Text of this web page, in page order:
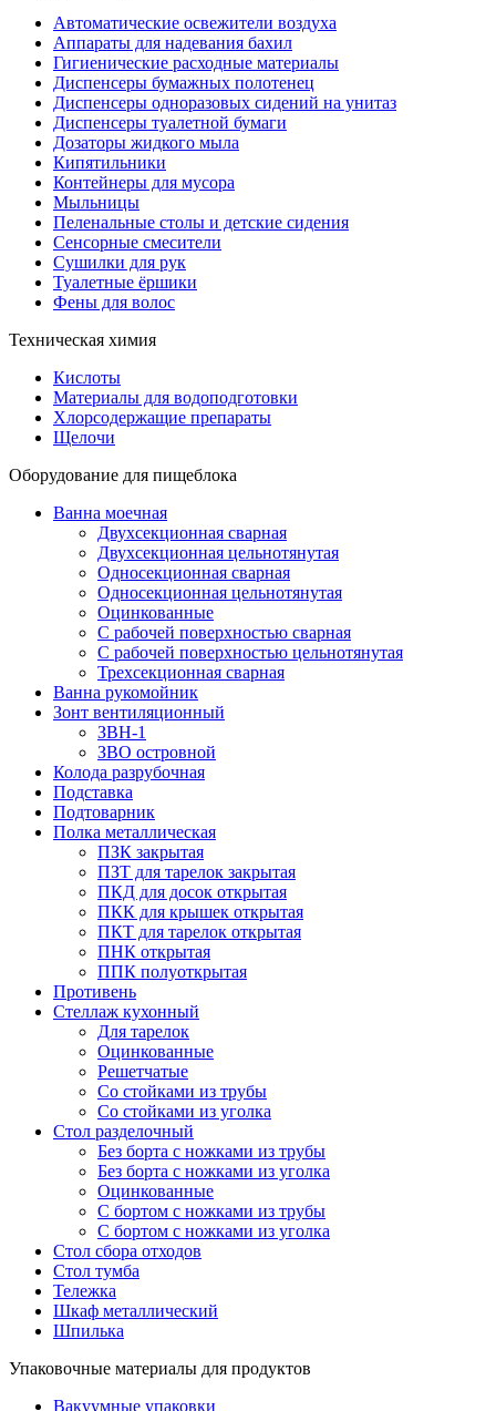
Автоматические освежители воздуха
Аппараты для надевания бахил
Гигиенические расходные материалы
Диспенсеры бумажных полотенец
Диспенсеры одноразовых сидений на унитаз
Диспенсеры туалетной бумаги
Дозаторы жидкого мыла
Кипятильники
Контейнеры для мусора
Мыльницы
Пеленальные столы и детские сидения
Сенсорные смесители
Сушилки для рук
Туалетные ёршики
Фены для волос
Техническая химия
Кислоты
Материалы для водоподготовки
Хлорсодержащие препараты
Щелочи
Оборудование для пищеблока
Ванна моечная
Двухсекционная сварная
Двухсекционная цельнотянутая
Односекционная сварная
Односекционная цельнотянутая
Оцинкованные
С рабочей поверхностью сварная
С рабочей поверхностью цельнотянутая
Трехсекционная сварная
Ванна рукомойник
Зонт вентиляционный
ЗВН-1
ЗВО островной
Колода разрубочная
Подставка
Подтоварник
Полка металлическая
ПЗК закрытая
ПЗТ для тарелок закрытая
ПКД для досок открытая
ПКК для крышек открытая
ПКТ для тарелок открытая
ПНК открытая
ППК полуоткрытая
Противень
Стеллаж кухонный
Для тарелок
Оцинкованные
Решетчатые
Со стойками из трубы
Со стойками из уголка
Стол разделочный
Без борта с ножками из трубы
Без борта с ножками из уголка
Оцинкованные
С бортом с ножками из трубы
С бортом с ножками из уголка
Стол сбора отходов
Стол тумба
Тележка
Шкаф металлический
Шпилька
Упаковочные материалы для продуктов
Вакуумные упаковки